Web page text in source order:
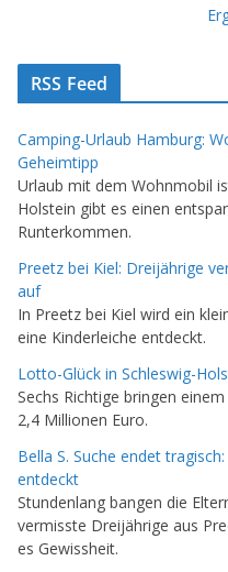
RSS Feed
Camping-Urlaub Hamburg:
Geheimtipp
Urlaub mit dem Wohnmobil
Holstein gibt es einen
Runterkommen.
Preetz bei Kiel: Dreijährige
auf
In Preetz bei Kiel wird ein
eine Kinderleiche entdeckt.
Lotto-Glück in Schleswig-
Sechs Richtige bringen
2,4 Millionen Euro.
Bella S. Suche endet
entdeckt
Stundenlang bangen die
vermisste Dreijährige aus
es Gewissheit.